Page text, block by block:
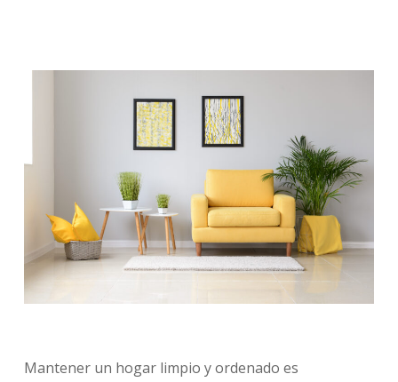
Mantener un hogar limpio y ordenado es